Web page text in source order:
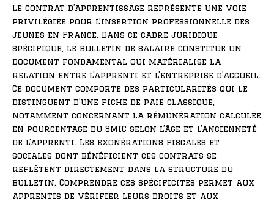
Le contrat d’apprentissage représente une voie
privilégiée pour l’insertion professionnelle des
jeunes en France. Dans ce cadre juridique
spécifique, le bulletin de salaire constitue un
document fondamental qui matérialise la
relation entre l’apprenti et l’entreprise d’accueil.
Ce document comporte des particularités qui le
distinguent d’une fiche de paie classique,
notamment concernant la rémunération calculée
en pourcentage du SMIC selon l’âge et l’ancienneté
de l’apprenti. Les exonérations fiscales et
sociales dont bénéficient ces contrats se
reflètent directement dans la structure du
bulletin. Comprendre ces spécificités permet aux
apprentis de vérifier leurs droits et aux